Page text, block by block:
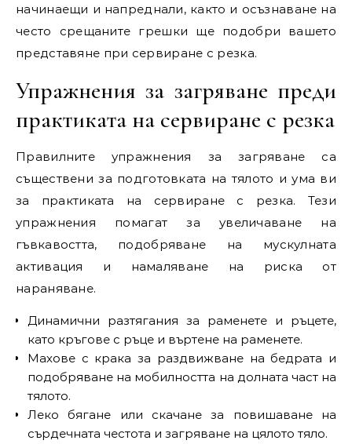
начинаещи и напреднали, както и осъзнаване на
често срещаните грешки ще подобри вашето
представяне при сервиране с резка.
Упражнения за загряване преди
практиката на сервиране с резка
Правилните упражнения за загряване са
съществени за подготовката на тялото и ума ви
за практиката на сервиране с резка. Тези
упражнения помагат за увеличаване на
гъвкавостта, подобряване на мускулната
активация и намаляване на риска от
нараняване.
Динамични разтягания за раменете и ръцете,
като кръгове с ръце и въртене на раменете.
Махове с крака за раздвижване на бедрата и
подобряване на мобилността на долната част на
тялото.
Леко бягане или скачане за повишаване на
сърдечната честота и загряване на цялото тяло.